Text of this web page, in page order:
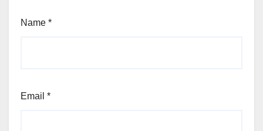
Name *
Email *